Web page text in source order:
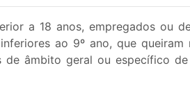
a 18 anos, empregados ou
ao 9º ano, que queiram
de âmbito geral ou específico de